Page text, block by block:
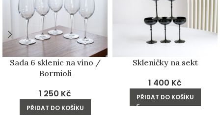
Sada 6 sklenic na víno /
Bormioli
1 250 Kč
PŘIDAT DO KOŠÍKU
Skleničky na sekt
1 400 Kč
PŘIDAT DO KOŠÍKU